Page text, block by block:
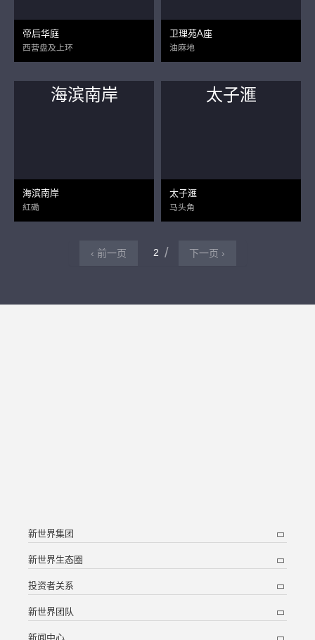
帝后华庭
西营盘及上环
卫理苑A座
油麻地
海滨南岸
海滨南岸
紅磡
太子滙
太子滙
马头角
‹ 前一页 2 下一页 ›
新世界集团
新世界生态圈
投资者关系
新世界团队
新闻中心